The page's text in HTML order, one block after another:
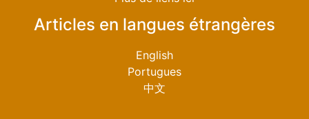
Articles en langues étrangères
English
Portugues
中文